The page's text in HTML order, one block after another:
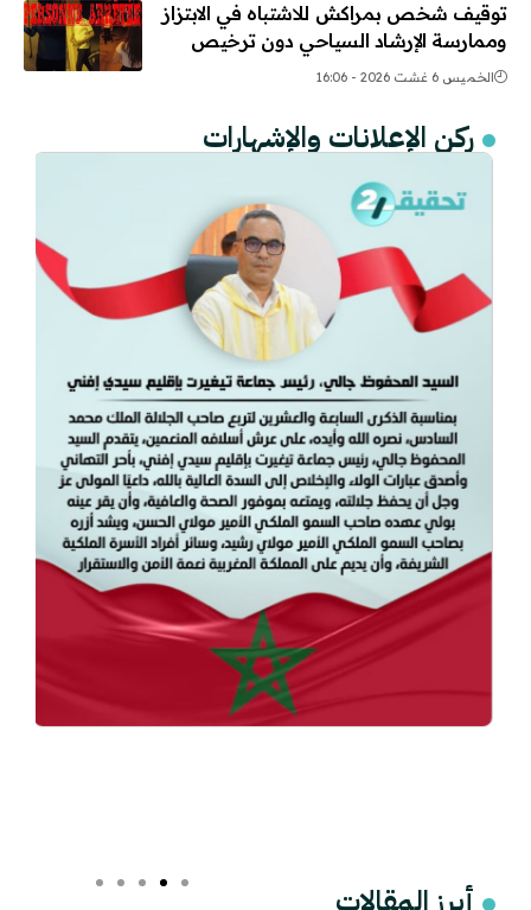
توقيف شخص بمراكش للاشتباه في الابتزاز
وممارسة الإرشاد السياحي دون ترخيص
الخميس 6 غشت 2026 - 16:06
ركن الإعلانات والإشهارات
أبرز المقالات